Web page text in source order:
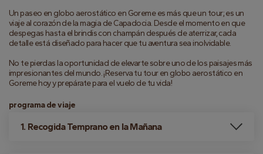
Un paseo en globo aerostático en Goreme es más que un tour; es un
viaje al corazón de la magia de Capadocia. Desde el momento en que
despegas hasta el brindis con champán después de aterrizar, cada
detalle está diseñado para hacer que tu aventura sea inolvidable.
No te pierdas la oportunidad de elevarte sobre uno de los paisajes más
impresionantes del mundo. ¡Reserva tu tour en globo aerostático en
Goreme hoy y prepárate para el vuelo de tu vida!
programa de viaje
1. Recogida Temprano en la Mañana